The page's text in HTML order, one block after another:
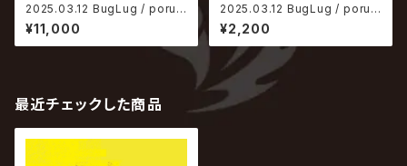
2025.03.12 BugLug / poru
【完全生産限定盤】
¥11,000
2025.03.12 BugLug / poru
【通常盤】
¥2,200
最近チェックした商品